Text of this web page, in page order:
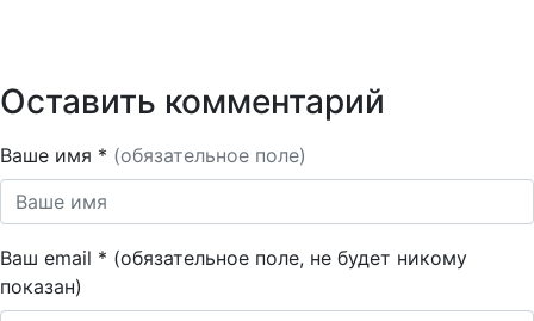
Оставить комментарий
Ваше имя * (обязательное поле)
Ваш email * (обязательное поле, не будет никому
показан)